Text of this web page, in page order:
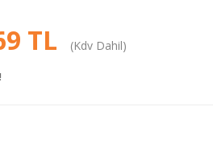
TL (Kdv Dahil)